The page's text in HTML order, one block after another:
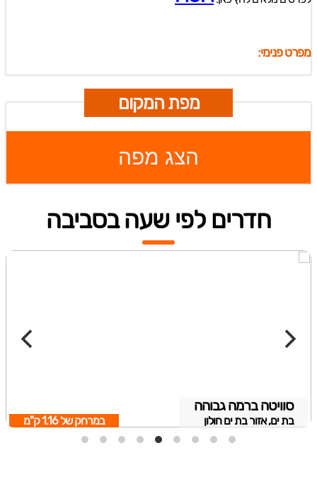
מפרט פנימי:
מפת המקום
הצג מפה
חדרים לפי שעה בסביבה
סוויטה ברמה גבוהה
בת ים, אזור בת ים חולון במרחק של 1.16 ק"מ